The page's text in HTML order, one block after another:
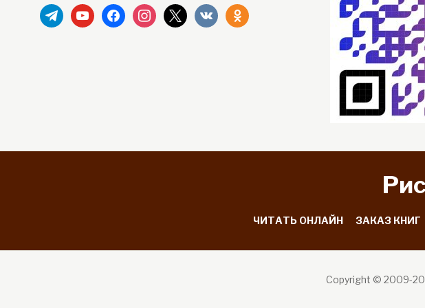
telegramyoutubefacebookinstagram
x vkontakteodnoklassniki
ЧИТАТЬ ОНЛАЙН ЗАКАЗ КНИГ
Copyright © 2009-